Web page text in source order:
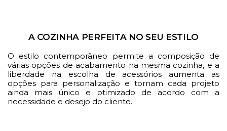
A COZINHA PERFEITA NO SEU ESTILO
O estilo contemporâneo permite a composição de
várias opções de acabamento na mesma cozinha, e a
liberdade na escolha de acessórios aumenta as
opções para personalização e tornam cada projeto
ainda mais único e otimizado de acordo com a
necessidade e desejo do cliente.